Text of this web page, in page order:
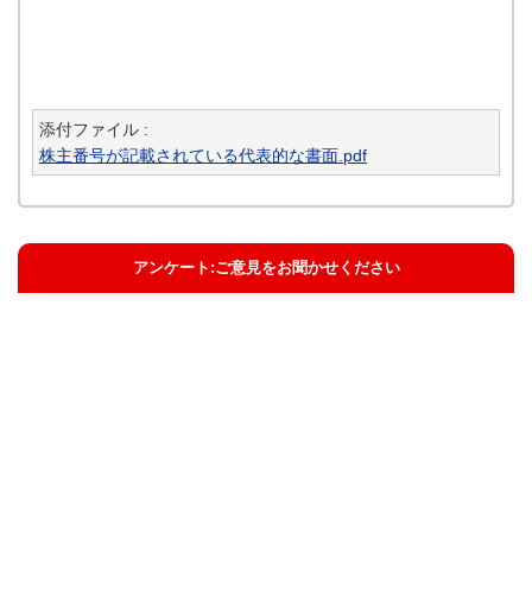
添付ファイル :
株主番号が記載されている代表的な書面.pdf
アンケート:ご意見をお聞かせください